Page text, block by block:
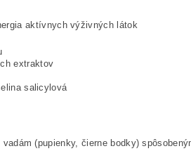
aktívnych výživných látok
extraktov
salicylová
(pupienky, čierne bodky)